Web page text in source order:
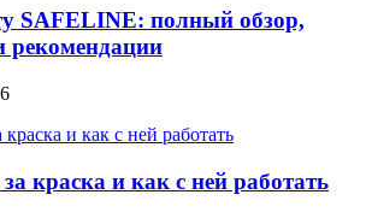
SAFELINE: полный обзор,
рекомендации
краска и как с ней работать